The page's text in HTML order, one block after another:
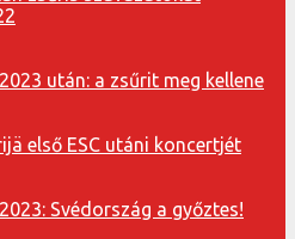
után: a zsűrit meg kellene
első ESC utáni koncertjét
Svédország a győztes!